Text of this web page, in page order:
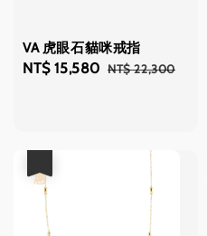
VA 虎眼石貓咪戒指
Sale
NT$ 15,580 Regular
NT$ 22,300